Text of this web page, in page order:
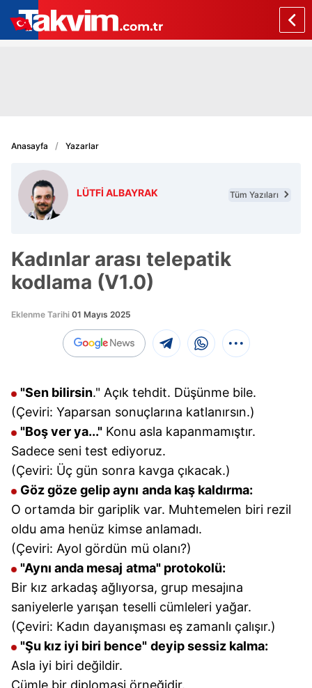
Anasayfa Yazarlar
LÜTFİ ALBAYRAK Tüm Yazıları
Kadınlar arası telepatik
kodlama (V1.0)
Eklenme Tarihi 01 Mayıs 2025
"Sen bilirsin." Açık tehdit. Düşünme bile.
(Çeviri: Yaparsan sonuçlarına katlanırsın.)
"Boş ver ya..." Konu asla kapanmamıştır.
Sadece seni test ediyoruz.
(Çeviri: Üç gün sonra kavga çıkacak.)
Göz göze gelip aynı anda kaş kaldırma:
O ortamda bir gariplik var. Muhtemelen biri rezil
oldu ama henüz kimse anlamadı.
(Çeviri: Ayol gördün mü olanı?)
"Aynı anda mesaj atma" protokolü:
Bir kız arkadaş ağlıyorsa, grup mesajına
saniyelerle yarışan teselli cümleleri yağar.
(Çeviri: Kadın dayanışması eş zamanlı çalışır.)
"Şu kız iyi biri bence" deyip sessiz kalma:
Asla iyi biri değildir.
Cümle bir diplomasi örneğidir.